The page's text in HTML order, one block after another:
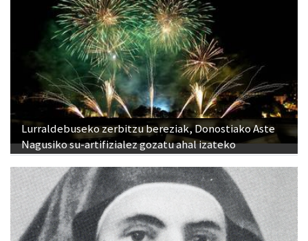
Lurraldebuseko zerbitzu bereziak, Donostiako Aste
Nagusiko su-artifizialez gozatu ahal izateko